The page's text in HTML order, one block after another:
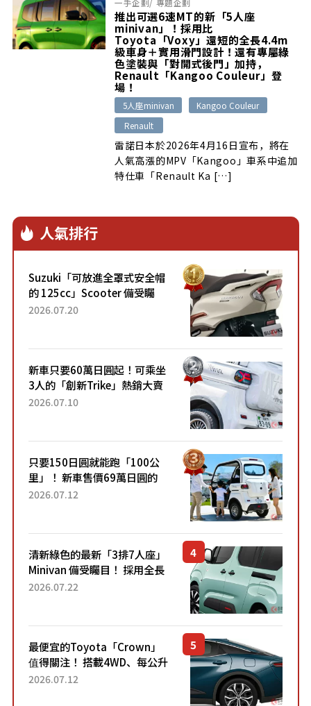
一手企劃/ 專題企劃
推出可選6速MT的新「5人座
minivan」！採用比
Toyota「Voxy」還短的全長4.4m
級車身＋實用滑門設計！還有專屬綠
色塗裝與「對開式後門」加持，
Renault「Kangoo Couleur」登
場！
5人座minivan
Kangoo Couleur
Renault
雷諾日本於2026年4月16日宣布，將在
人氣高漲的MPV「Kangoo」車系中追加
特仕車「Renault Ka […]
人氣排行
Suzuki「可放進全罩式安全帽
的 125cc」Scooter 備受矚
目！採用全新流線設計與各項
2026.07.20
新車只要60萬日圓起！可乘坐
3人的「創新Trike」熱銷大賣
成為人氣車款！「養車成本真
2026.07.10
只要150日圓就能跑「100公
里」！ 新車售價69萬日圓的
「3人座」Trike大受歡迎！ 順
2026.07.12
清新綠色的最新「3排7人座」
Minivan 備受矚目！ 採用全長
4.7公尺剛剛好的車身尺寸與
2026.07.22
最便宜的Toyota「Crown」
值得關注！ 搭載4WD、每公升
22.4公里低油耗表現超亮眼！
2026.07.12